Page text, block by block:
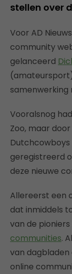
stellen over
Voor AD
community
gelanceerd
samenwerking
Vooralsnog
Zoo, maar
geregistreerd
deze nieuwe
Allereerst een
dat inmiddels
van de
communities.
van
online